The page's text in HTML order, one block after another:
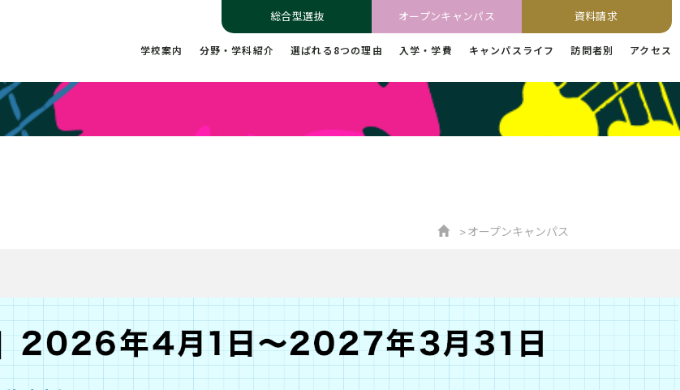
総合型選抜 オープンキャンパス 資料請求
学校案内 分野・学科紹介 選ばれる8つの理由 入学・学費 キャンパスライフ 訪問者別 アクセス
オープンキャンパス